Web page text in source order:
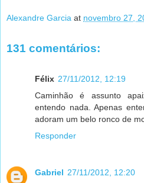
Alexandre Garcia at novembro 27,
131 comentários:
Félix 27/11/2012, 12:19
Caminhão é assunto
entendo nada. Apenas
adoram um belo ronco de
Responder
Gabriel 27/11/2012, 12:20